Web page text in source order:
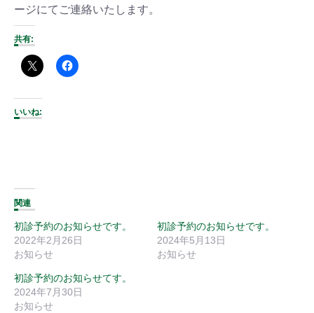
ージにてご連絡いたします。
共有:
いいね:
関連
初診予約のお知らせです。
2022年2月26日
お知らせ
初診予約のお知らせです。
2024年5月13日
お知らせ
初診予約のお知らせてす。
2024年7月30日
お知らせ